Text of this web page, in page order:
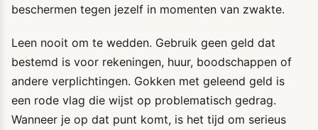
beschermen tegen jezelf in momenten van zwakte.
Leen nooit om te wedden. Gebruik geen geld dat
bestemd is voor rekeningen, huur, boodschappen of
andere verplichtingen. Gokken met geleend geld is
een rode vlag die wijst op problematisch gedrag.
Wanneer je op dat punt komt, is het tijd om serieus